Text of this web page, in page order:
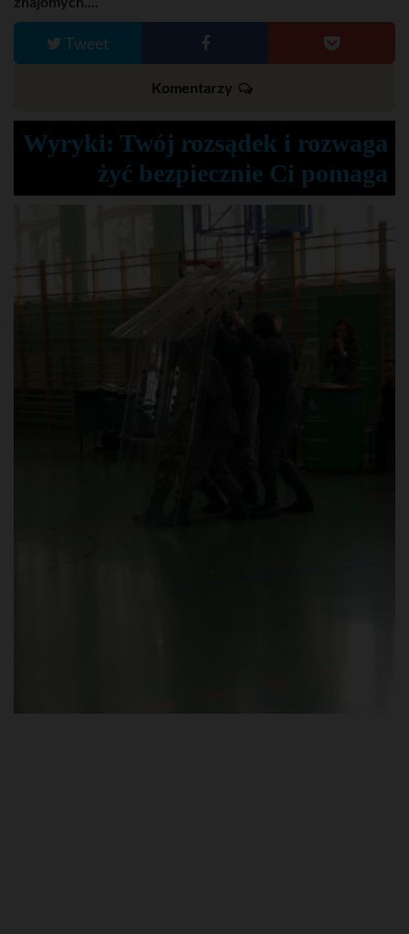
Tweet
Komentarzy
Wyryki: Twój rozsądek i rozwaga
żyć bezpiecznie Ci pomaga